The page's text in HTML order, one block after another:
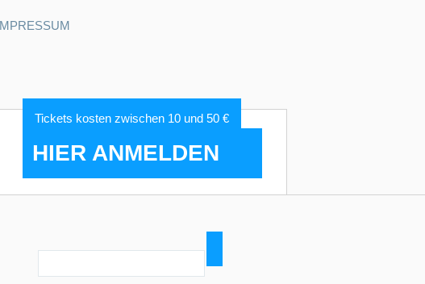
IMPRESSUM
Tickets kosten zwischen 10 und 50 €
HIER ANMELDEN